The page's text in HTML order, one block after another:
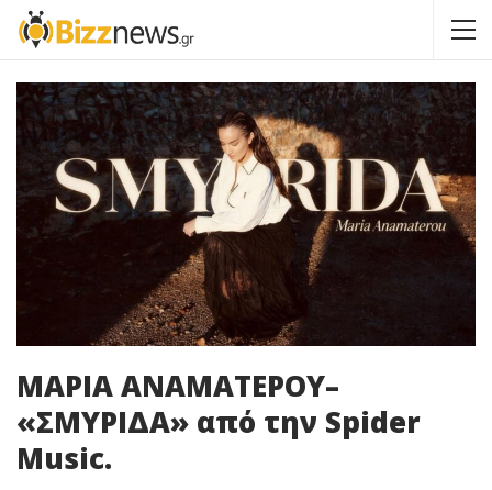
ΜΑΡΙΑ ΑΝΑΜΑΤΕΡΟΥ–
«ΣΜΥΡΙΔΑ» από την Spider
Music.